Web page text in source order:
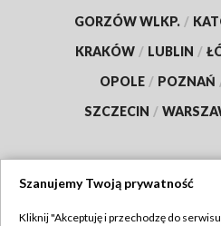
GORZÓW WLKP. /
KRAKÓW / LUBLIN /
OPOLE / POZNAŃ
SZCZECIN /
Szanujemy Twoją prywatność
Kliknij "Akceptuję i przechodzę do